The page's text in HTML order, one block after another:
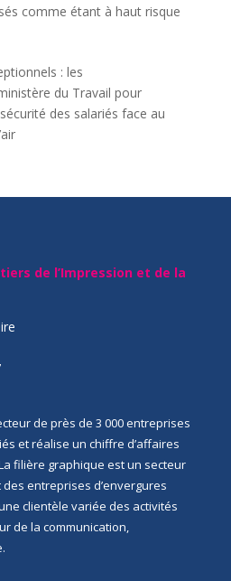
comme étant à haut risque
: les
du Travail pour
des salariés face au
de l’Impression et de la
de près de 3 000 entreprises
et réalise un chiffre d’affaires
filière graphique est un secteur
entreprises d’envergures
clientèle variée des activités
de la communication,